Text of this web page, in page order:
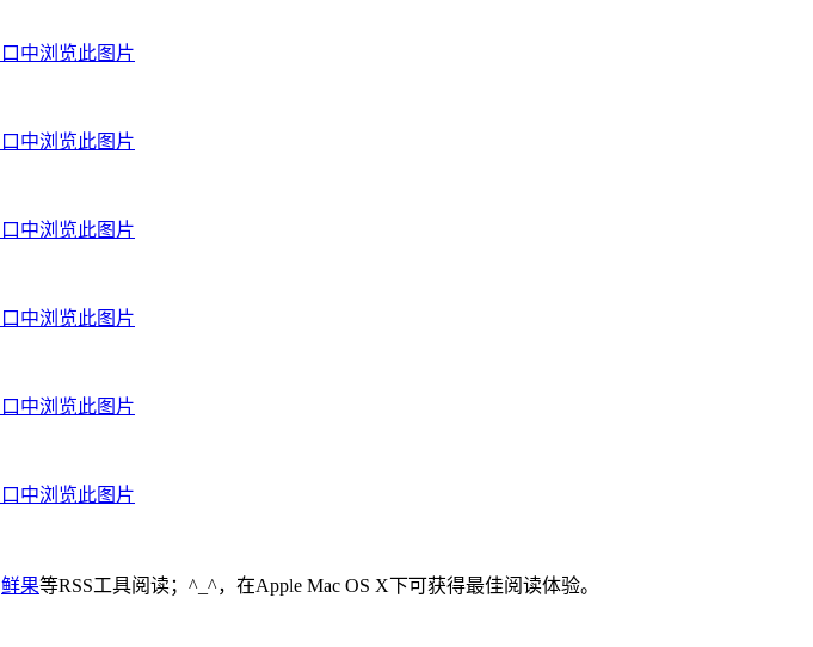
鲜果等RSS工具阅读；^_^，在Apple Mac OS X下可获得最佳阅读体验。